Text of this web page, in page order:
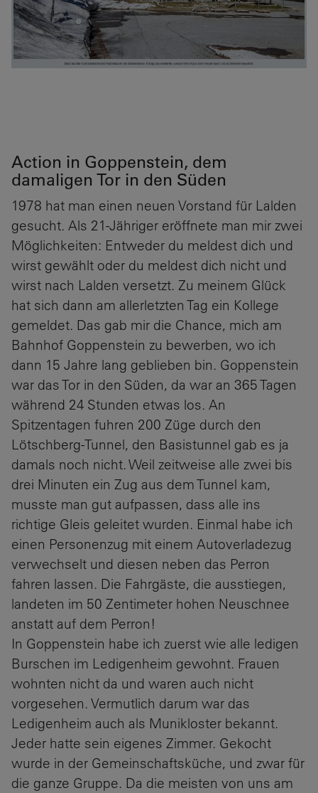
Action in Goppenstein, dem
damaligen Tor in den Süden
1978 hat man einen neuen Vorstand für Lalden
gesucht. Als 21-Jähriger eröffnete man mir zwei
Möglichkeiten: Entweder du meldest dich und
wirst gewählt oder du meldest dich nicht und
wirst nach Lalden versetzt. Zu meinem Glück
hat sich dann am allerletzten Tag ein Kollege
gemeldet. Das gab mir die Chance, mich am
Bahnhof Goppenstein zu bewerben, wo ich
dann 15 Jahre lang geblieben bin. Goppenstein
war das Tor in den Süden, da war an 365 Tagen
während 24 Stunden etwas los. An
Spitzentagen fuhren 200 Züge durch den
Lötschberg-Tunnel, den Basistunnel gab es ja
damals noch nicht. Weil zeitweise alle zwei bis
drei Minuten ein Zug aus dem Tunnel kam,
musste man gut aufpassen, dass alle ins
richtige Gleis geleitet wurden. Einmal habe ich
einen Personenzug mit einem Autoverladezug
verwechselt und diesen neben das Perron
fahren lassen. Die Fahrgäste, die ausstiegen,
landeten im 50 Zentimeter hohen Neuschnee
anstatt auf dem Perron!
In Goppenstein habe ich zuerst wie alle ledigen
Burschen im Ledigenheim gewohnt. Frauen
wohnten nicht da und waren auch nicht
vorgesehen. Vermutlich darum war das
Ledigenheim auch als Munikloster bekannt.
Jeder hatte sein eigenes Zimmer. Gekocht
wurde in der Gemeinschaftsküche, und zwar für
die ganze Gruppe. Da die meisten von uns am